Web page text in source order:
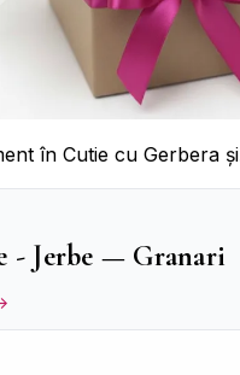
în Cutie cu Gerbera și
Roz
- Jerbe — Granari